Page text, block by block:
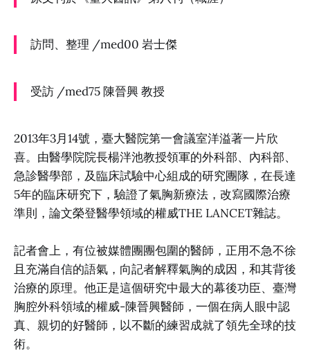
訪問、整理 /med00 岩士傑
受訪 /med75 陳晉興 教授
2013年3月14號，臺大醫院第一會議室洋溢著一片欣
喜。由醫學院院長楊泮池教授領軍的外科部、內科部、
急診醫學部，及臨床試驗中心組成的研究團隊，在長達
5年的臨床研究下，驗證了氣胸新療法，改寫國際治療
準則，論文榮登醫學領域的權威THE LANCET雜誌。
記者會上，有位被媒體團團包圍的醫師，正用不急不徐
且充滿自信的語氣，向記者解釋氣胸的成因，和其背後
治療的原理。他正是這個研究中最大的幕後功臣、臺灣
胸腔外科領域的權威-陳晉興醫師，一個在病人眼中認
真、親切的好醫師，以不斷的練習成就了領先全球的技
術。